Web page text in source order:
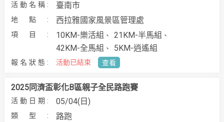
臺南市
西拉雅國家風景區管理處
10KM-樂活組
21KM-半馬組
42KM-全馬組
5KM-逍遙組
活動已結束 查看
05/04(日)
路跑
2025同濟盃彰化B區親子全民路跑賽